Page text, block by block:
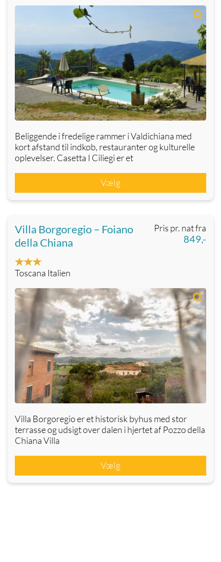
Beliggende i fredelige rammer i Valdichiana med
kort afstand til indkøb, restauranter og kulturelle
oplevelser. Casetta I Ciliegi er et
Vælg
Pris pr. nat fra
849,-
Villa Borgoregio – Foiano
della Chiana
Toscana Italien
Villa Borgoregio er et historisk byhus med stor
terrasse og udsigt over dalen i hjertet af Pozzo della
Chiana Villa
Vælg